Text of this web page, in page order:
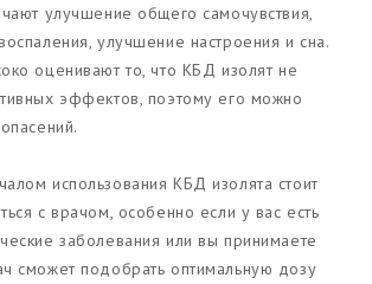
улучшение общего самочувствия,
улучшение настроения и сна.
оценивают то, что КБД изолят не
эффектов, поэтому его можно
использования КБД изолята стоит
с врачом, особенно если у вас есть
заболевания или вы принимаете
сможет подобрать оптимальную дозу